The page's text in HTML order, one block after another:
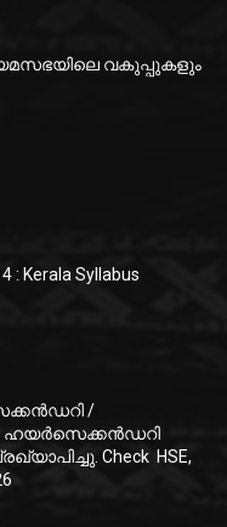
വകുപ്പുകളും
: Kerala Syllabus
/
Check HSE,